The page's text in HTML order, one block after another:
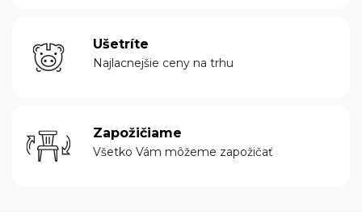
Ušetríte
Najlacnejšie ceny na trhu
Zapožičiame
Všetko Vám môžeme zapožičať